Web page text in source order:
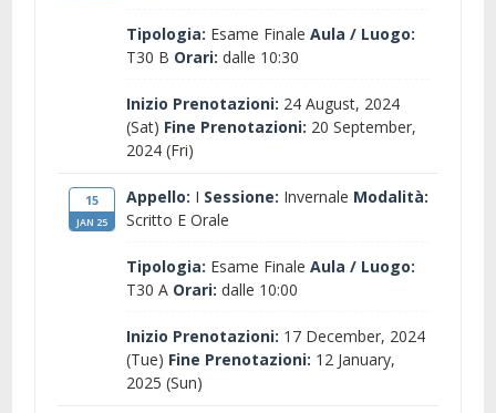
Tipologia: Esame Finale Aula / Luogo:
T30 B Orari: dalle 10:30
Inizio Prenotazioni: 24 August, 2024
(Sat) Fine Prenotazioni: 20 September,
2024 (Fri)
15
JAN 25
Appello: I Sessione: Invernale Modalità:
Scritto E Orale
Tipologia: Esame Finale Aula / Luogo:
T30 A Orari: dalle 10:00
Inizio Prenotazioni: 17 December, 2024
(Tue) Fine Prenotazioni: 12 January,
2025 (Sun)